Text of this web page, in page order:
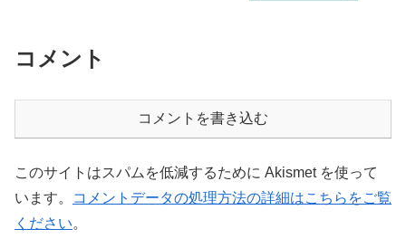
コメント
コメントを書き込む
このサイトはスパムを低減するために Akismet を使って
います。
コメントデータの処理方法の詳細はこちらをご覧
ください。